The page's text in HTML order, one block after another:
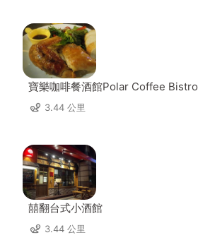
寶樂咖啡餐酒館Polar Coffee Bistro
3.44 公里
囍翻台式小酒館
3.44 公里